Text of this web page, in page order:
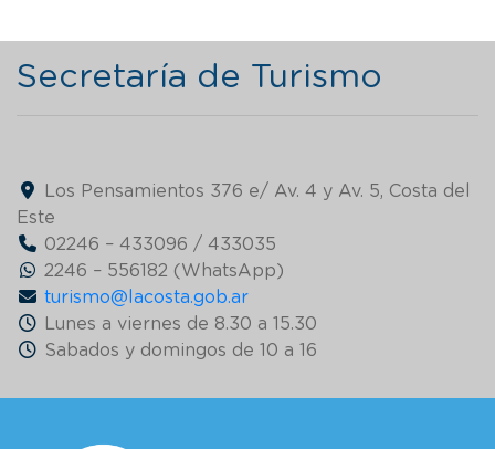
Secretaría de Turismo
Los Pensamientos 376 e/ Av. 4 y Av. 5, Costa del
Este
02246 – 433096 / 433035
2246 – 556182 (WhatsApp)
turismo@lacosta.gob.ar
Lunes a viernes de 8.30 a 15.30
Sabados y domingos de 10 a 16